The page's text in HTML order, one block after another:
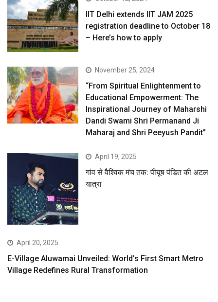
IIT Delhi extends IIT JAM 2025
registration deadline to October 18
– Here’s how to apply
November 25, 2024
“From Spiritual Enlightenment to
Educational Empowerment: The
Inspirational Journey of Maharshi
Dandi Swami Shri Permanand Ji
Maharaj and Shri Peeyush Pandit”
April 19, 2025
गांव से वैश्विक मंच तक: पीयूष पंडित की अटल
यात्रा
April 20, 2025
E-Village Aluwamai Unveiled: World’s First Smart Metro
Village Redefines Rural Transformation